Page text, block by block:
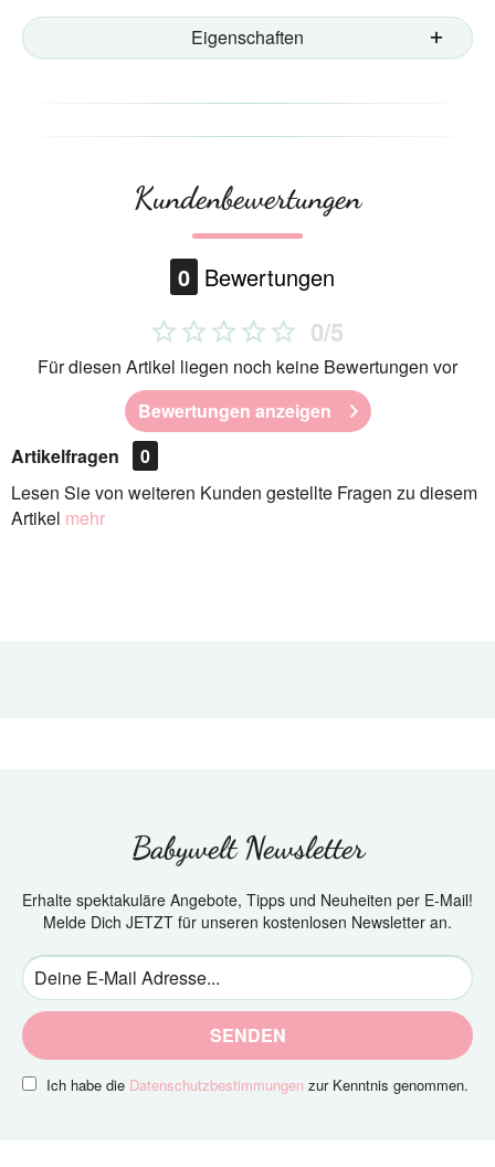
Eigenschaften
Kundenbewertungen
0 Bewertungen
0/5
Für diesen Artikel liegen noch keine Bewertungen vor
Bewertungen anzeigen
Artikelfragen
0
Lesen Sie von weiteren Kunden gestellte Fragen zu diesem
Artikel mehr
Babywelt Newsletter
Erhalte spektakuläre Angebote, Tipps und Neuheiten per E-Mail!
Melde Dich JETZT für unseren kostenlosen Newsletter an.
SENDEN
Ich habe die Datenschutzbestimmungen zur Kenntnis genommen.